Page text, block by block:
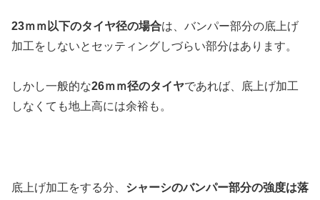
23ｍｍ以下のタイヤ径の場合は、バンパー部分の底上げ
加工をしないとセッティングしづらい部分はあります。
しかし一般的な26ｍｍ径のタイヤであれば、底上げ加工
しなくても地上高には余裕も。
底上げ加工をする分、 シャーシのバンパー部分の強度は落